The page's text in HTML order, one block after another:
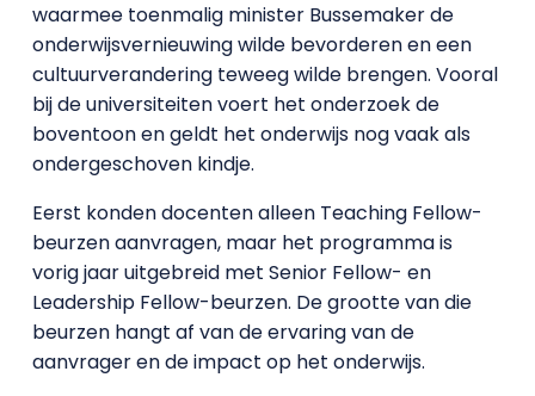
waarmee toenmalig minister Bussemaker de
onderwijsvernieuwing wilde bevorderen en een
cultuurverandering teweeg wilde brengen. Vooral
bij de universiteiten voert het onderzoek de
boventoon en geldt het onderwijs nog vaak als
ondergeschoven kindje.
Eerst konden docenten alleen Teaching Fellow-
beurzen aanvragen, maar het programma is
vorig jaar uitgebreid met Senior Fellow- en
Leadership Fellow-beurzen. De grootte van die
beurzen hangt af van de ervaring van de
aanvrager en de impact op het onderwijs.